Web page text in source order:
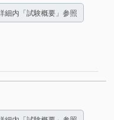
細内「試験概要」参照